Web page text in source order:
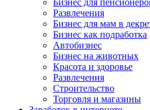
Бизнес для
Развлечения
Бизнес для мам в
Бизнес как подработка
Автобизнес
Бизнес на животных
Красота и здоровье
Развлечения
Строительство
Торговля и магазины